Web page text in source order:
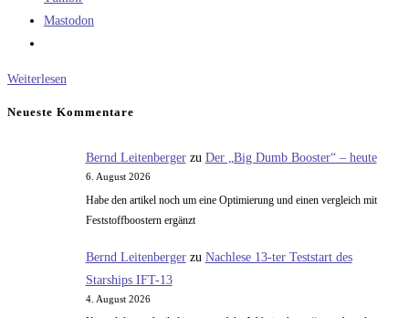
Mastodon
Weiterlesen
Neueste Kommentare
Bernd Leitenbergerzu Der „Big Dumb Booster“ – heute
6. August 2026
Habe den artikel noch um eine Optimierung und einen vergleich mit
Feststoffboostern ergänzt
Bernd Leitenbergerzu Nachlese 13-ter Teststart des
Starships IFT-13
4. August 2026